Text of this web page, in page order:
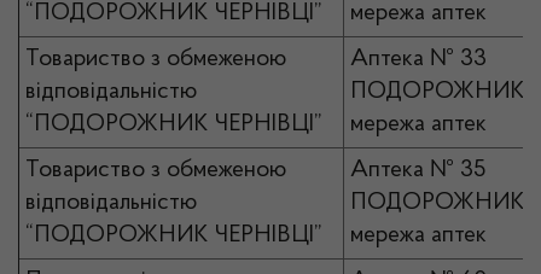
“ПОДОРОЖНИК ЧЕРНІВЦІ”
мережа аптек
Товариство з обмеженою
відповідальністю
“ПОДОРОЖНИК ЧЕРНІВЦІ”
Аптека № 33
ПОДОРОЖНИК
мережа аптек
Товариство з обмеженою
відповідальністю
“ПОДОРОЖНИК ЧЕРНІВЦІ”
Аптека № 35
ПОДОРОЖНИК
мережа аптек